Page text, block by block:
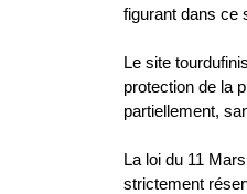
figurant dans ce
Le site
protection de la
partiellement,
La loi du 11
strictement